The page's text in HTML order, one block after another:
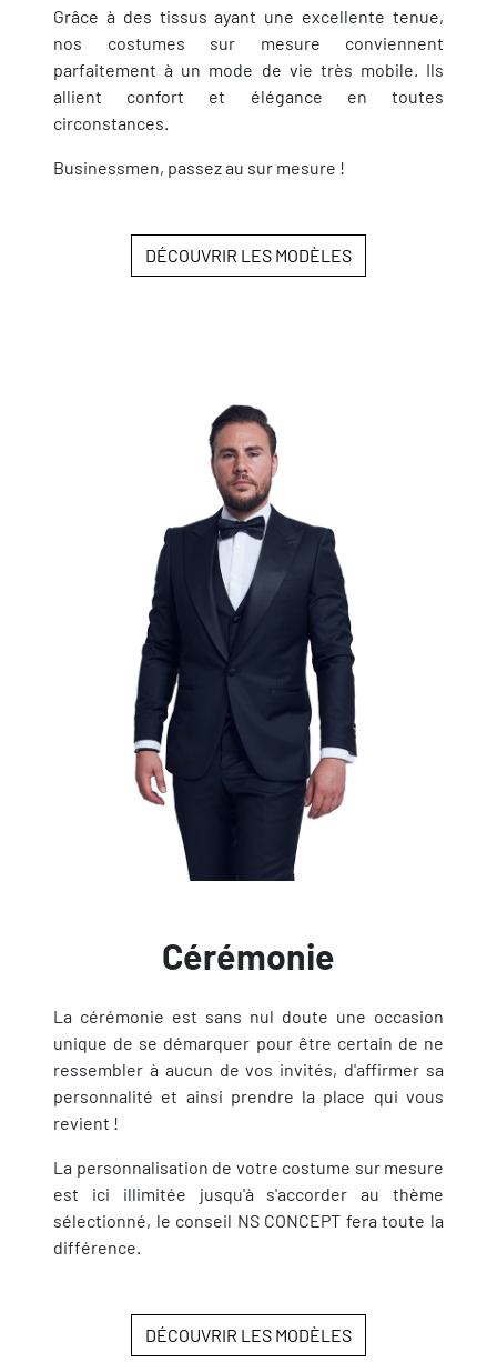
Grâce à des tissus ayant une excellente tenue,
nos costumes sur mesure conviennent
parfaitement à un mode de vie très mobile. Ils
allient confort et élégance en toutes
circonstances.
Businessmen, passez au sur mesure !
DÉCOUVRIR LES MODÈLES
Cérémonie
La cérémonie est sans nul doute une occasion
unique de se démarquer pour être certain de ne
ressembler à aucun de vos invités, d'affirmer sa
personnalité et ainsi prendre la place qui vous
revient !
La personnalisation de votre costume sur mesure
est ici illimitée jusqu'à s'accorder au thème
sélectionné, le conseil NS CONCEPT fera toute la
différence.
DÉCOUVRIR LES MODÈLES